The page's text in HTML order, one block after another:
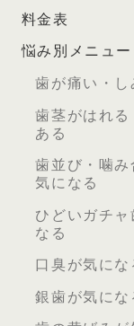
料金表
悩み別メニュー
歯が痛い・し
歯茎がはれる
ある
歯並び・噛み
気になる
ひどいガチャ
なる
口臭が気にな
銀歯が気にな